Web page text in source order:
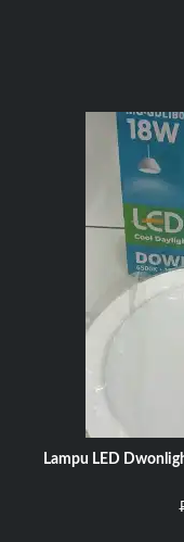
Lampu LED